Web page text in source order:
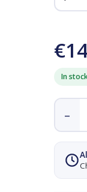
In
–